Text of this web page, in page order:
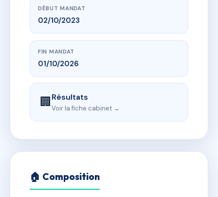
DÉBUT MANDAT
02/10/2023
FIN MANDAT
01/10/2026
🏢Résultats
Voir la fiche cabinet →
🏠 Composition